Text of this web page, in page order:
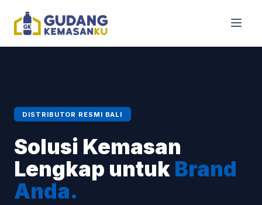
DISTRIBUTOR RESMI BALI
Solusi Kemasan
Lengkap untuk Brand
Anda.